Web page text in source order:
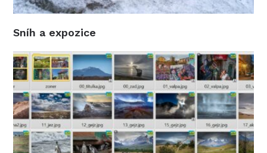
Sníh a expozice